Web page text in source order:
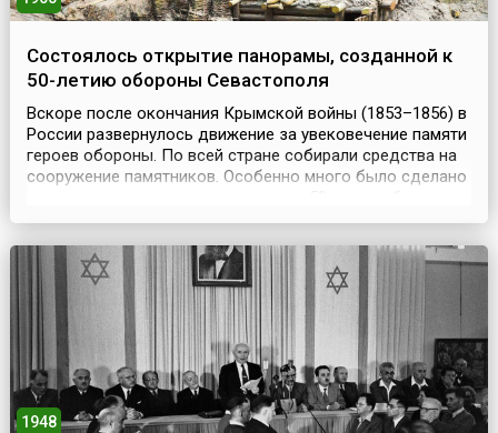
Состоялось открытие панорамы, созданной к
50-летию обороны Севастополя
Вскоре после окончания Крымской войны (1853–1856) в
России развернулось движение за увековечение памяти
героев обороны. По всей стране собирали средства на
сооружение памятников. Особенно много было сделано
Севастополя. На местах, где располагались бастионы и
14 мая 1905 года на бывшем 4-м ба...
1948